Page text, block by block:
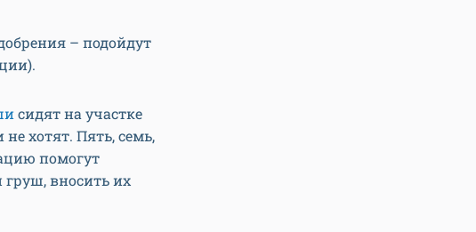
– подойдут
сидят на участке
хотят. Пять, семь,
помогут
груш, вносить их